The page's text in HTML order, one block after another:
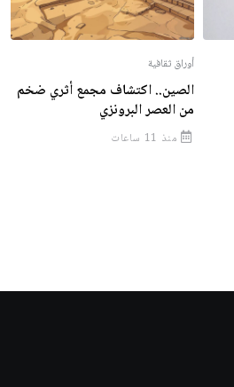
أوراق ثقافية
الصين.. اكتشاف مجمع أثري ضخم
من العصر البرونزي
منذ 11 ساعات